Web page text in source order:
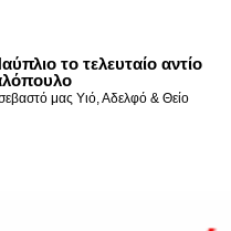
το τελευταίο αντίο
μας Υιό, Αδελφό & Θείο